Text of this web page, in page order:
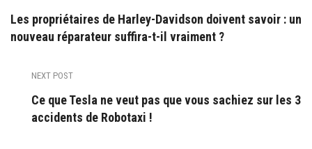
Les propriétaires de Harley-Davidson doivent savoir : un
nouveau réparateur suffira-t-il vraiment ?
NEXT POST
Ce que Tesla ne veut pas que vous sachiez sur les 3
accidents de Robotaxi !